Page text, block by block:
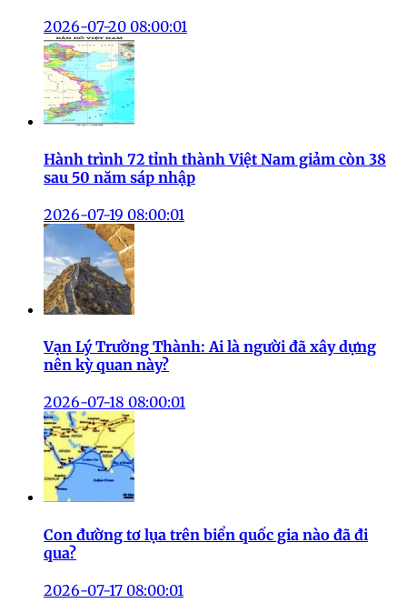
2026-07-20 08:00:01
Hành trình 72 tỉnh thành Việt Nam giảm còn 38
sau 50 năm sáp nhập
2026-07-19 08:00:01
Vạn Lý Trường Thành: Ai là người đã xây dựng
nên kỳ quan này?
2026-07-18 08:00:01
Con đường tơ lụa trên biển quốc gia nào đã đi
qua?
2026-07-17 08:00:01